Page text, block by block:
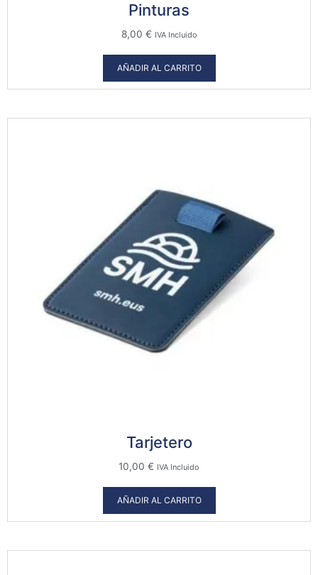
Pinturas
8,00 € IVA Incluido
AÑADIR AL CARRITO
Tarjetero
10,00 € IVA Incluido
AÑADIR AL CARRITO